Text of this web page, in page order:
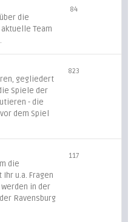
die
Team
84
gegliedert
Spiele der
- die
dem Spiel
823
die
u.a. Fragen
in der
Ravensburg
117